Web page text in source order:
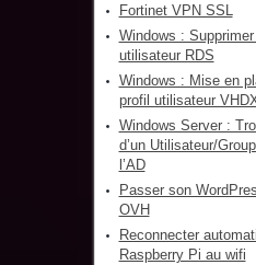
Fortinet VPN SSL
Windows :
utilisateur RDS
Windows : Mise en
profil utilisateur
Windows Server :
d’un Utilisateur/
l’AD
Passer son
OVH
Reconnecter
Raspberry Pi au wifi